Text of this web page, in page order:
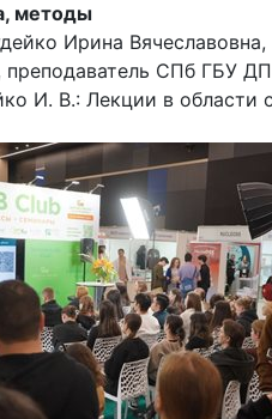
методы
Ирина
преподаватель СПб ГБУ
И. В.: Лекции в области